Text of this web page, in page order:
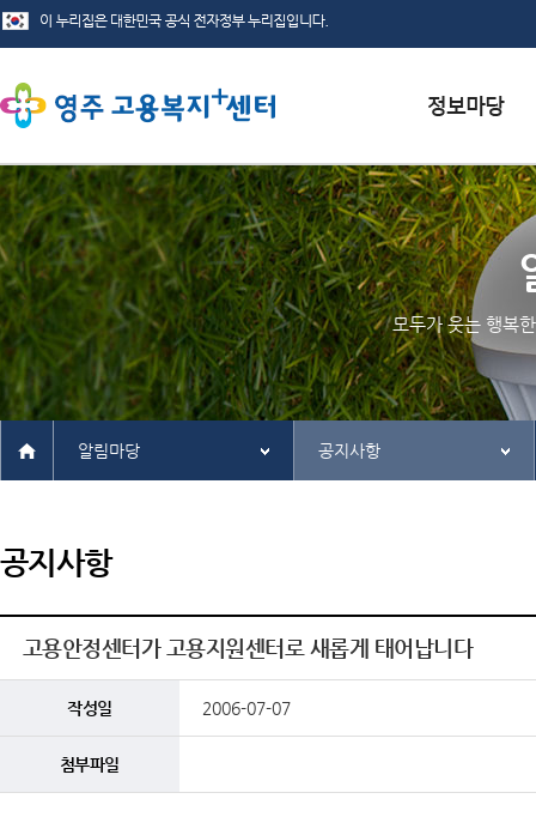
서식자료실
채용정보
인재정보
관련사이트
모두가 웃는 행복
알림마당 공지사항
공지사항
고용안정센터가 고용지원센터로 새롭게 태어납니다
작성일 2006-07-07
첨부파일